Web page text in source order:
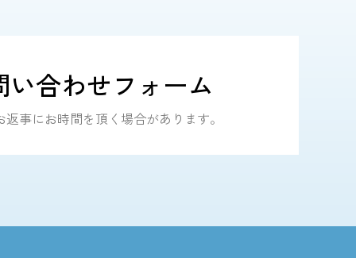
い合わせフォーム
事にお時間を頂く場合があります。